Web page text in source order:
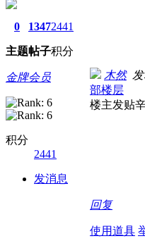
0
主题
1347
帖子
2441
积分
金牌会员
积分
2441
发消息
木然发
部楼层
楼主发贴
回复
使用道具